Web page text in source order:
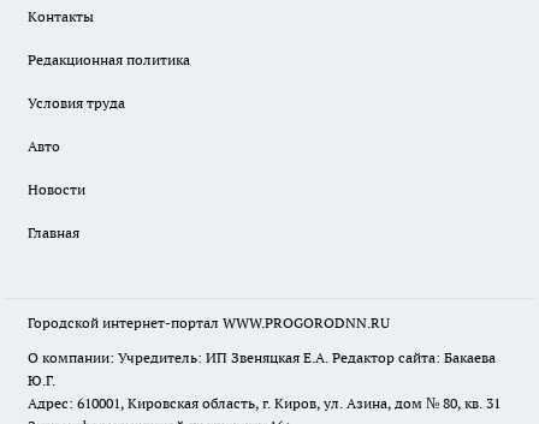
Контакты
Редакционная политика
Условия труда
Авто
Новости
Главная
Городской интернет-портал WWW.PROGORODNN.RU
О компании: Учредитель: ИП Звеняцкая Е.А. Редактор сайта: Бакаева
Ю.Г.
Адрес: 610001, Кировская область, г. Киров, ул. Азина, дом № 80, кв. 31